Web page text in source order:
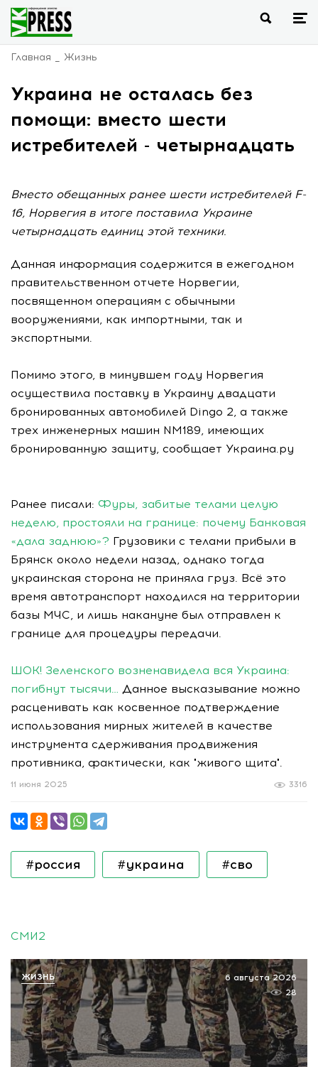
Главная Жизнь
Украина не осталась без
помощи: вместо шести
истребителей - четырнадцать
Вместо обещанных ранее шести истребителей F-
16, Норвегия в итоге поставила Украине
четырнадцать единиц этой техники.
Данная информация содержится в ежегодном
правительственном отчете Норвегии,
посвященном операциям с обычными
вооружениями, как импортными, так и
экспортными.
Помимо этого, в минувшем году Норвегия
осуществила поставку в Украину двадцати
бронированных автомобилей Dingo 2, а также
трех инженерных машин NM189, имеющих
бронированную защиту, сообщает Украина.ру
Ранее писали: Фуры, забитые телами целую
неделю, простояли на границе: почему Банковая
«дала заднюю»? Грузовики с телами прибыли в
Брянск около недели назад, однако тогда
украинская сторона не приняла груз. Всё это
время автотранспорт находился на территории
базы МЧС, и лишь накануне был отправлен к
границе для процедуры передачи.
ШОК! Зеленского возненавидела вся Украина:
погибнут тысячи… Данное высказывание можно
расценивать как косвенное подтверждение
использования мирных жителей в качестве
инструмента сдерживания продвижения
противника, фактически, как "живого щита".
3316
11 июня 2025
#россия #украина #сво
СМИ2
6 августа 2026
28
ЖИЗНЬ